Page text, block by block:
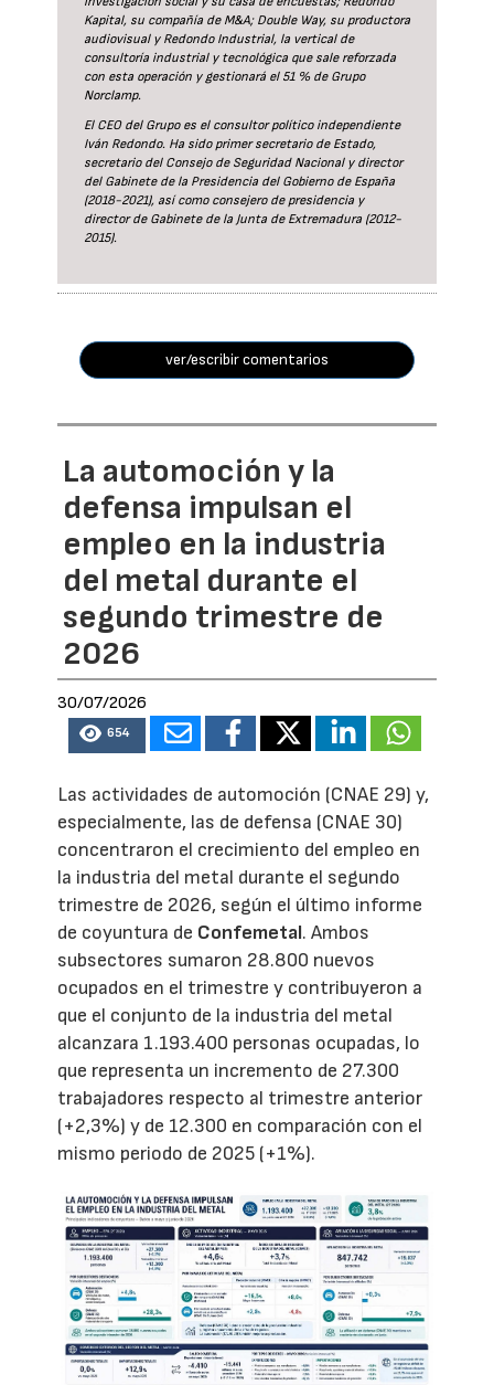
Kapital, su compañía de M&A; Double Way, su productora
audiovisual y Redondo Industrial, la vertical de
consultoría industrial y tecnológica que sale reforzada
con esta operación y gestionará el 51 % de Grupo
Norclamp.
El CEO del Grupo es el consultor político independiente
Iván Redondo. Ha sido primer secretario de Estado,
secretario del Consejo de Seguridad Nacional y director
del Gabinete de la Presidencia del Gobierno de España
(2018-2021), así como consejero de presidencia y
director de Gabinete de la Junta de Extremadura (2012-
2015).
ver/escribir comentarios
La automoción y la
defensa impulsan el
empleo en la industria
del metal durante el
segundo trimestre de
2026
30/07/2026
654
Las actividades de automoción (CNAE 29) y,
especialmente, las de defensa (CNAE 30)
concentraron el crecimiento del empleo en
la industria del metal durante el segundo
trimestre de 2026, según el último informe
de coyuntura de Confemetal. Ambos
subsectores sumaron 28.800 nuevos
ocupados en el trimestre y contribuyeron a
que el conjunto de la industria del metal
alcanzara 1.193.400 personas ocupadas, lo
que representa un incremento de 27.300
trabajadores respecto al trimestre anterior
(+2,3%) y de 12.300 en comparación con el
mismo periodo de 2025 (+1%).